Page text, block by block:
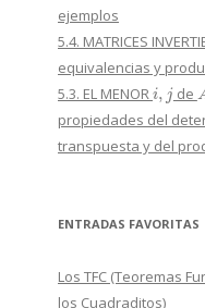
ejemplos
5.4. MATRICES
equivalencias y
5.3. EL MENOR i,j de
propiedades del
transpuesta y del
ENTRADAS FAVORITAS
Los TFC (Teoremas
los Cuadraditos)